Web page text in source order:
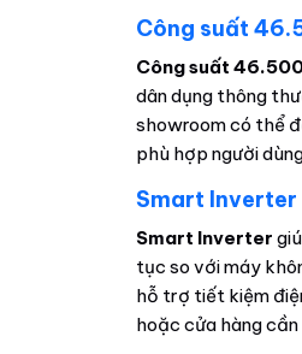
Công suất
Công suất
dân dụng thông
showroom có thể
phù hợp người
Smart Inverter
Smart Inverter
tục so với máy
hỗ trợ tiết kiệm
hoặc cửa hàng